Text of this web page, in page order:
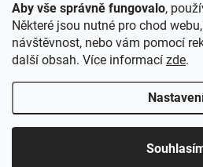
Aby vše správně fungovalo,
Některé jsou nutné pro chod
návštěvnost, nebo vám pomocí
další obsah. Více informací zde.
Rozkládací postele RELAX – ideální
každodenní spaní
Rozkládací postel, která se přizpůsobí
Copyright 2026DK-obchod.cz.
nastavení